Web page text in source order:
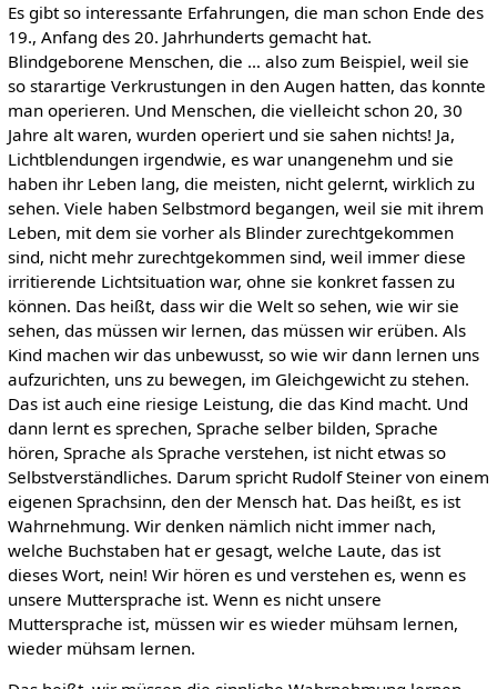
Es gibt so interessante Erfahrungen, die man schon Ende des
19., Anfang des 20. Jahrhunderts gemacht hat.
Blindgeborene Menschen, die … also zum Beispiel, weil sie
so starartige Verkrustungen in den Augen hatten, das konnte
man operieren. Und Menschen, die vielleicht schon 20, 30
Jahre alt waren, wurden operiert und sie sahen nichts! Ja,
Lichtblendungen irgendwie, es war unangenehm und sie
haben ihr Leben lang, die meisten, nicht gelernt, wirklich zu
sehen. Viele haben Selbstmord begangen, weil sie mit ihrem
Leben, mit dem sie vorher als Blinder zurechtgekommen
sind, nicht mehr zurechtgekommen sind, weil immer diese
irritierende Lichtsituation war, ohne sie konkret fassen zu
können. Das heißt, dass wir die Welt so sehen, wie wir sie
sehen, das müssen wir lernen, das müssen wir erüben. Als
Kind machen wir das unbewusst, so wie wir dann lernen uns
aufzurichten, uns zu bewegen, im Gleichgewicht zu stehen.
Das ist auch eine riesige Leistung, die das Kind macht. Und
dann lernt es sprechen, Sprache selber bilden, Sprache
hören, Sprache als Sprache verstehen, ist nicht etwas so
Selbstverständliches. Darum spricht Rudolf Steiner von einem
eigenen Sprachsinn, den der Mensch hat. Das heißt, es ist
Wahrnehmung. Wir denken nämlich nicht immer nach,
welche Buchstaben hat er gesagt, welche Laute, das ist
dieses Wort, nein! Wir hören es und verstehen es, wenn es
unsere Muttersprache ist. Wenn es nicht unsere
Muttersprache ist, müssen wir es wieder mühsam lernen,
wieder mühsam lernen.